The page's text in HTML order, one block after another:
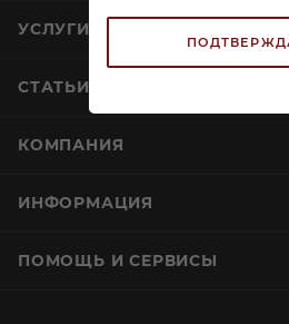
УСЛУГИ
СТАТЬИ
КОМПАНИЯ
ИНФОРМАЦИЯ
ПОМОЩЬ И СЕРВИСЫ